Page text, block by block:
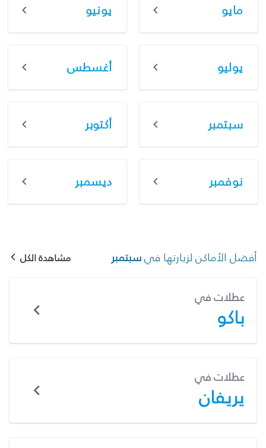
مايو يونيو
يوليو أغسطس
سبتمبر أكتوبر
نوفمبر ديسمبر
أفضل الأماكن لزيارتها فيسبتمبر مشاهدة الكل
عطلات في
باكو
عطلات في
يريفان